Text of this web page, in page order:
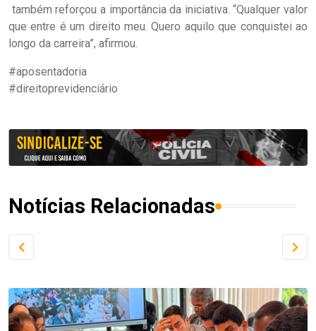
também reforçou a importância da iniciativa. “Qualquer valor
que entre é um direito meu. Quero aquilo que conquistei ao
longo da carreira”, afirmou.
#aposentadoria
#direitoprevidenciário
Notícias Relacionadas